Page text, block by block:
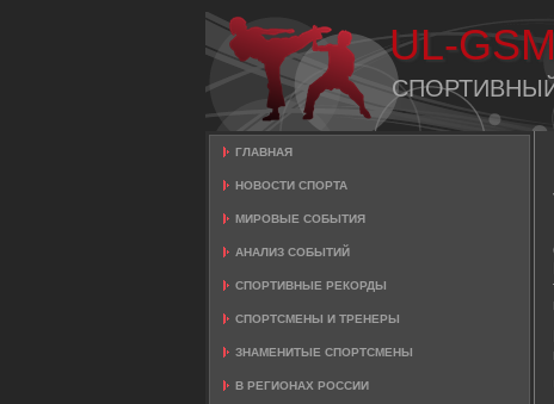
UL-
ГЛАВНАЯ
НОВОСТИ СПОРТА
МИРОВЫЕ СОБЫТИЯ
АНАЛИЗ СОБЫТИЙ
СПОРТИВНЫЕ РЕКОРДЫ
СПОРТСМЕНЫ И ТРЕНЕРЫ
ЗНАМЕНИТЫЕ СПОРТСМЕНЫ
В РЕГИОНАХ РОССИИ